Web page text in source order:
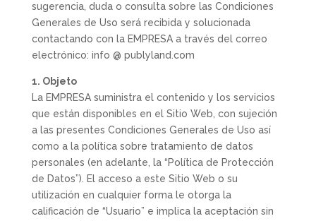
sugerencia, duda o consulta sobre las Condiciones
Generales de Uso será recibida y solucionada
contactando con la EMPRESA a través del correo
electrónico: info @ publyland.com
1. Objeto
La EMPRESA suministra el contenido y los servicios
que están disponibles en el Sitio Web, con sujeción
a las presentes Condiciones Generales de Uso así
como a la política sobre tratamiento de datos
personales (en adelante, la “Política de Protección
de Datos”). El acceso a este Sitio Web o su
utilización en cualquier forma le otorga la
calificación de “Usuario” e implica la aceptación sin